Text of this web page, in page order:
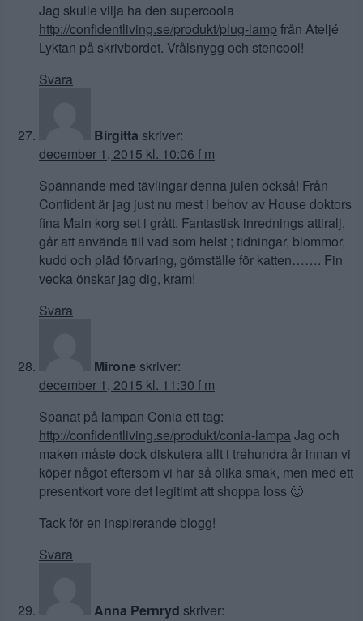
Jag skulle vilja ha den supercoola
http://confidentliving.se/produkt/plug-lamp från Ateljé
Lyktan på skrivbordet. Vrålsnygg och stencool!
Svara
Birgitta skriver:
december 1, 2015 kl. 10:06 f m
Spännande med tävlingar denna julen också! Från
Confident är jag just nu mest i behov av House doktors
fina Main korg set i grått. Fantastisk inrednings attiralj,
går att använda till vad som helst ; tidningar, blommor,
kudd och pläd förvaring, gömställe för katten……. Fin
vecka önskar jag dig, kram!
Svara
Mirone skriver:
december 1, 2015 kl. 11:30 f m
Spanat på lampan Conia ett tag:
http://confidentliving.se/produkt/conia-lampaJag och
maken måste dock diskutera allt i trehundra år innan vi
köper något eftersom vi har så olika smak, men med ett
presentkort vore det legitimt att shoppa loss 🙂
Tack för en inspirerande blogg!
Svara
Anna Pernryd skriver: